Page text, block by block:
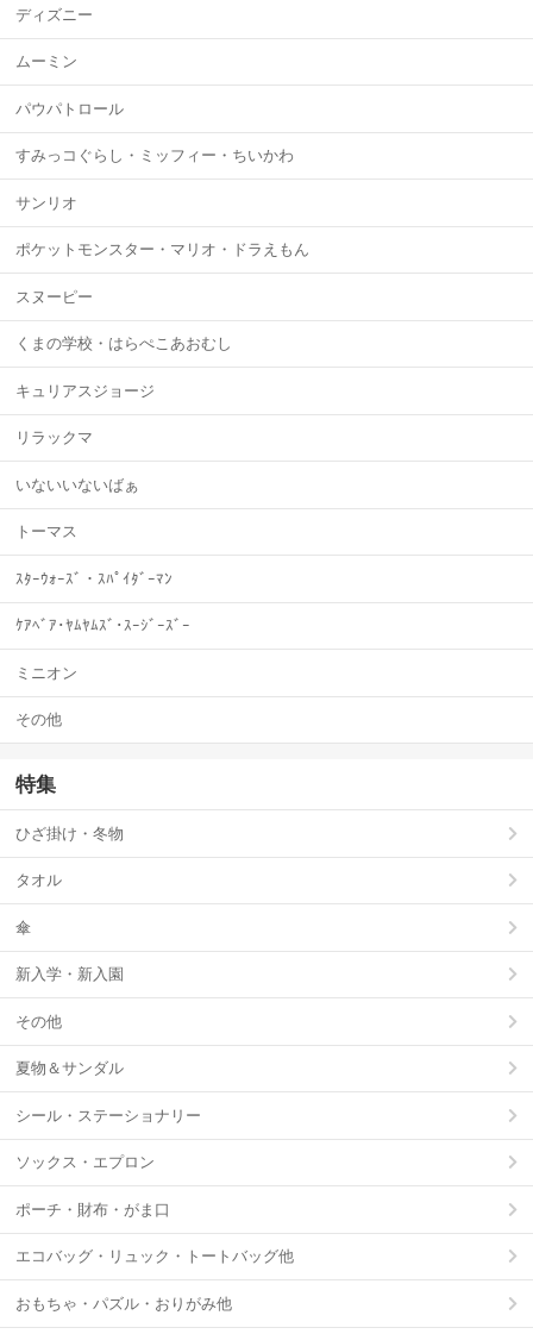
ディズニー
ムーミン
パウパトロール
すみっコぐらし・ミッフィー・ちいかわ
サンリオ
ポケットモンスター・マリオ・ドラえもん
スヌーピー
くまの学校・はらぺこあおむし
キュリアスジョージ
リラックマ
いないいないばぁ
トーマス
ｽﾀｰｳｫｰｽﾞ・ｽﾊﾟｲﾀﾞｰﾏﾝ
ｹｱﾍﾞｱ･ﾔﾑﾔﾑｽﾞ･ｽｰｼﾞｰｽﾞｰ
ミニオン
その他
特集
ひざ掛け・冬物
タオル
傘
新入学・新入園
その他
夏物＆サンダル
シール・ステーショナリー
ソックス・エプロン
ポーチ・財布・がま口
エコバッグ・リュック・トートバッグ他
おもちゃ・パズル・おりがみ他